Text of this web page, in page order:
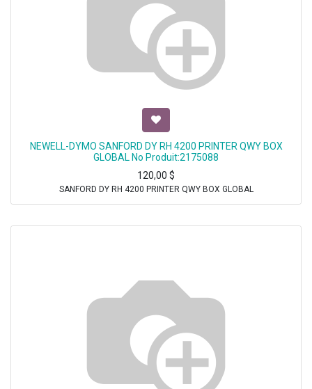
NEWELL-DYMO SANFORD DY RH 4200 PRINTER QWY BOX
GLOBAL No Produit:2175088
120,00 $
SANFORD DY RH 4200 PRINTER QWY BOX GLOBAL